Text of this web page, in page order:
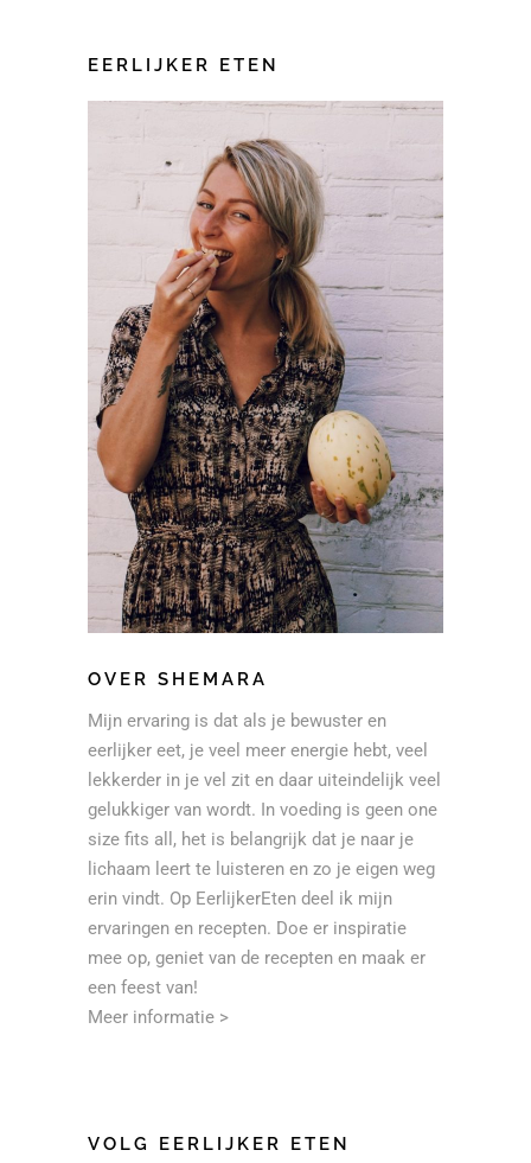
EERLIJKER ETEN
OVER SHEMARA
Mijn ervaring is dat als je bewuster en
eerlijker eet, je veel meer energie hebt, veel
lekkerder in je vel zit en daar uiteindelijk veel
gelukkiger van wordt. In voeding is geen one
size fits all, het is belangrijk dat je naar je
lichaam leert te luisteren en zo je eigen weg
erin vindt. Op EerlijkerEten deel ik mijn
ervaringen en recepten. Doe er inspiratie
mee op, geniet van de recepten en maak er
een feest van!
Meer informatie >
VOLG EERLIJKER ETEN